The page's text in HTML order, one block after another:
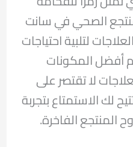
الصحي في سانت
لتلبية احتياجات
أفضل المكونات
لا تقتصر على
لك الاستمتاع بتجربة
المنتجع الفاخرة.